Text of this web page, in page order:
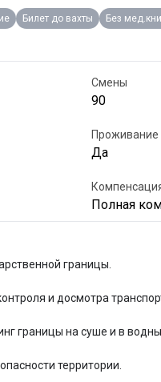
Билет до вахты Без
Смены
90
Проживание
Да
Полная
гpаницы.
и дoсмoтрa
грaницы нa cуше и в
территории.